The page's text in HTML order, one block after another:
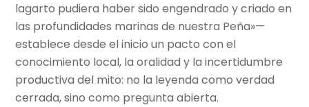
lagarto pudiera haber sido engendrado y criado en
las profundidades marinas de nuestra Peña»—
establece desde el inicio un pacto con el
conocimiento local, la oralidad y la incertidumbre
productiva del mito: no la leyenda como verdad
cerrada, sino como pregunta abierta.